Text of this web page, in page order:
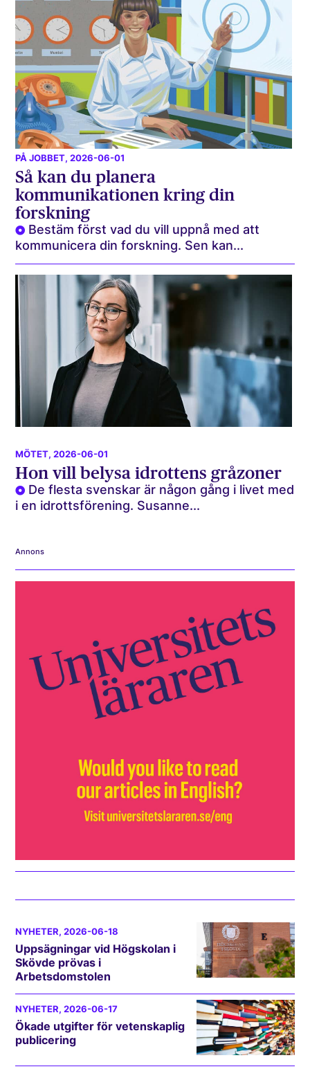
PÅ JOBBET, 2026-06-01
Så kan du planera
kommunikationen kring din
forskning
Bestäm först vad du vill uppnå med att
kommunicera din forskning. Sen kan...
MÖTET, 2026-06-01
Hon vill belysa idrottens gråzoner
De flesta svenskar är någon gång i livet med
i en idrottsförening. Susanne...
Annons
NYHETER, 2026-06-18
Uppsägningar vid Högskolan i
Skövde prövas i
Arbetsdomstolen
NYHETER, 2026-06-17
Ökade utgifter för vetenskaplig
publicering